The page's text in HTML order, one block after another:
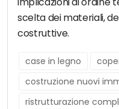
scelta dei materiali,
costruttive.
case in legno
costruzione nuovi
ristrutturazione